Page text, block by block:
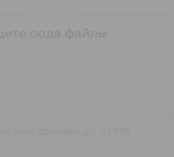
сюда файлы